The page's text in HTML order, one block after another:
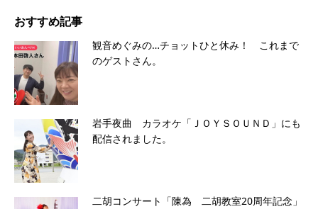
おすすめ記事
観音めぐみの…チョットひと休み！ これまで
のゲストさん。
岩手夜曲 カラオケ「ＪＯＹＳＯＵＮＤ」にも
配信されました。
二胡コンサート「陳為 二胡教室20周年記念」